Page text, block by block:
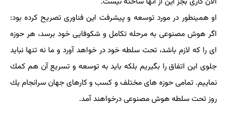
او همینطور در مورد توسعه و پیشرفت این فناوری تصریح كرده بود:
اگر هوش مصنوعی به مرحله تكامل و شكوفایی خود برسد، هر حوزه
ای را كه لازم باشد، تحت سلطه خود در خواهد آورد و ما نه تنها نباید
جلوی این اتفاق را بگیریم بلكه باید به توسعه و تسریع آن هم كمك
نماییم. تمامی حوزه های مختلف و كسب و كارهای جهان سرانجام یك
روز تحت سلطه هوش مصنوعی درخواهند آمد.